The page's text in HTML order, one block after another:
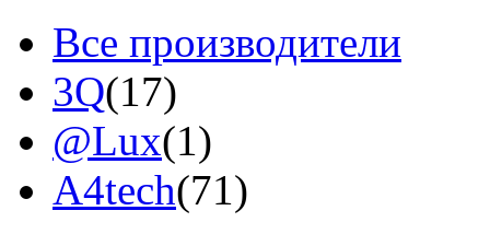
Все производители
3Q(17)
@Lux(1)
A4tech(71)